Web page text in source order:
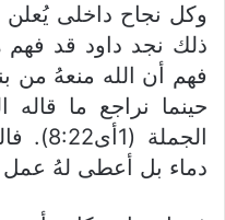
وكل نجاح داخلى يُعلن
ذلك نجد داود قد فهم
فهم أن الله منعهُ من
حينما نراجع ما قاله
دماء بل أعطى لهُ